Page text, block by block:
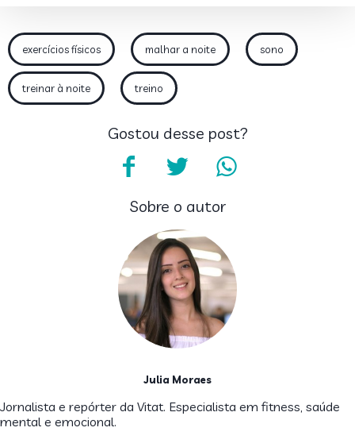
exercícios físicos malhar a noite sono
treinar à noite treino
Gostou desse post?
Sobre o autor
Julia Moraes
Jornalista e repórter da Vitat. Especialista em fitness, saúde
mental e emocional.